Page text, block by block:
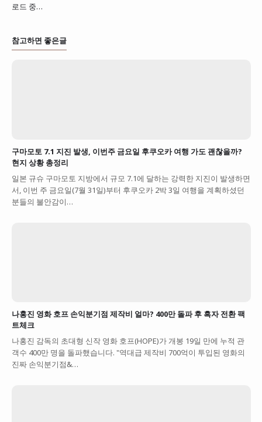
로드 중…
참고하면 좋은글
구마모토 7.1 지진 발생, 이번주 금요일 후쿠오카 여행 가도 괜찮을까?
현지 상황 총정리
일본 규슈 구마모토 지방에서 규모 7.1에 달하는 강력한 지진이 발생하면
서, 이번 주 금요일(7월 31일)부터 후쿠오카 2박 3일 여행을 계획하셨던
분들의 불안감이…
나홍진 영화 호프 손익분기점 제작비 얼마? 400만 돌파 후 흑자 전환 팩
트체크
나홍진 감독의 초대형 신작 영화 호프(HOPE)가 개봉 19일 만에 누적 관
객수 400만 명을 돌파했습니다. "역대급 제작비 700억이 투입된 영화의
진짜 손익분기점&…